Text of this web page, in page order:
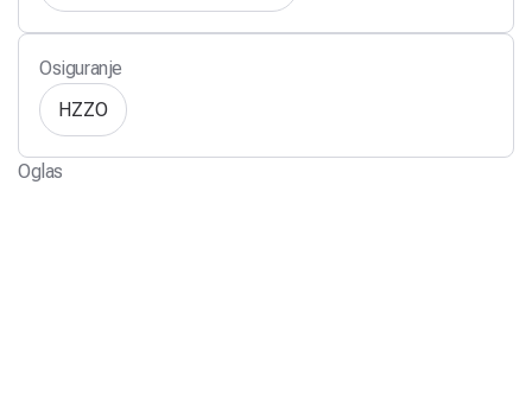
Osiguranje
HZZO
Oglas